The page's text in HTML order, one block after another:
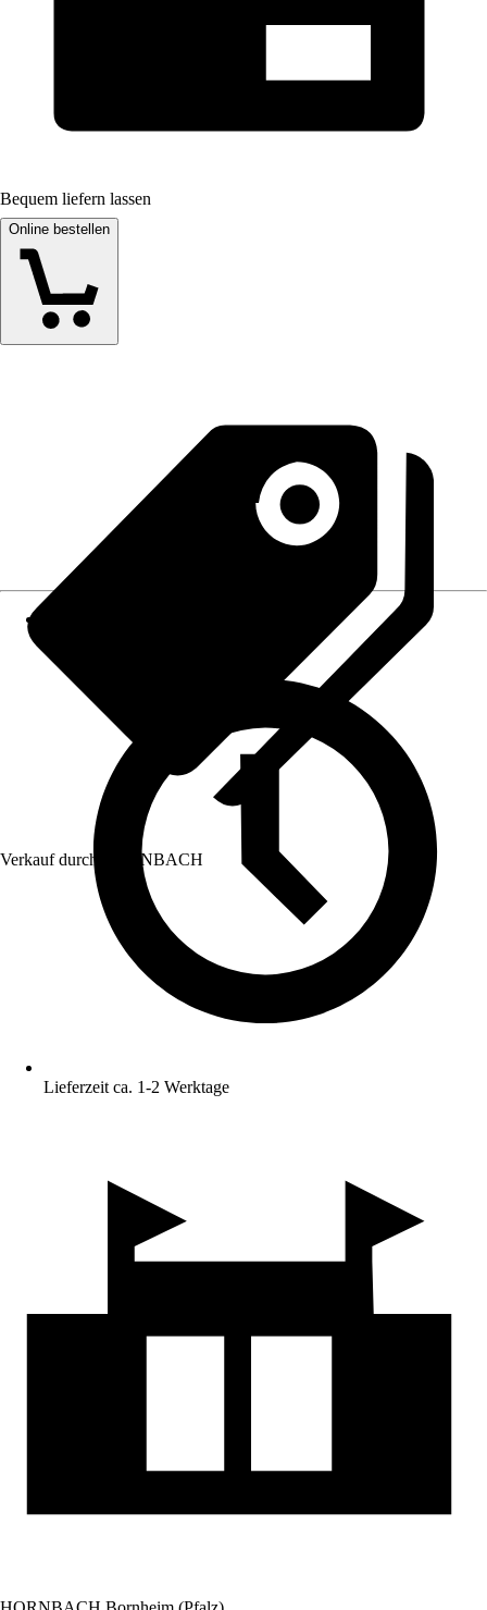
Bequem liefern lassen
Online bestellen
Verkauf durch: HORNBACH
Lieferzeit ca. 1-2 Werktage